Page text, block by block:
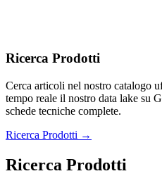
Ricerca Prodotti
Cerca articoli nel nostro catalogo
tempo reale il nostro data lake su
schede tecniche complete.
Ricerca Prodotti →
Ricerca Prodotti